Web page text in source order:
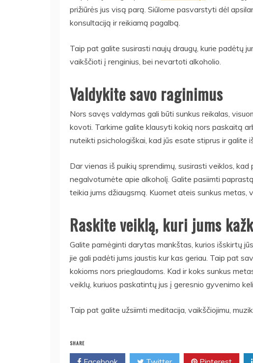
prižiūrės jus visą parą. Siūlome pasvarstyti dėl
konsultaciją ir reikiamą pagalbą.
Taip pat galite susirasti naujų draugų, kurie padėtų
vaikščioti į renginius, bei nevartoti alkoholio.
Valdykite savo raginimus
Nors savęs valdymas gali būti sunkus reikalas,
kovoti. Tarkime galite klausyti kokią nors paskaitą
nuteikti psichologiškai, kad jūs esate stiprus ir galite
Dar vienas iš puikių sprendimų, susirasti veiklos,
negalvotumėte apie alkoholį. Galite pasiimti
teikia jums džiaugsmą. Kuomet ateis sunkus
Raskite veiklą, kuri jums
Galite pamėginti darytas mankštas, kurios išskirtų
jie gali padėti jums jaustis kur kas geriau. Taip pat
kokioms nors prieglaudoms. Kad ir koks sunkus
veiklų, kuriuos paskatintų jus į geresnio gyvenimo
Taip pat galite užsiimti meditacija, vaikščiojimu,
SHARE